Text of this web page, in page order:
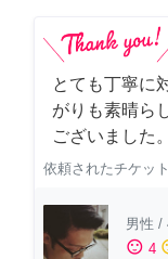
とても丁寧に
がりも素晴ら
ございました。
依頼されたチケット
男性 /
sentiment_satisfied 4